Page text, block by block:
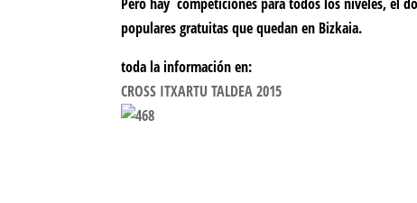
populares gratuitas que quedan en Bizkaia.
toda la información en:
CROSS ITXARTU TALDEA 2015